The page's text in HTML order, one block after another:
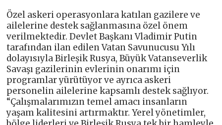
Özel askeri operasyonlara katılan gazilere ve
ailelerine destek sağlanmasına özel önem
verilmektedir. Devlet Başkanı Vladimir Putin
tarafından ilan edilen Vatan Savunucusu Yılı
dolayısıyla Birleşik Rusya, Büyük Vatanseverlik
Savaşı gazilerinin evlerinin onarımı için
programlar yürütüyor ve ayrıca askeri
personelin ailelerine kapsamlı destek sağlıyor.
“Çalışmalarımızın temel amacı insanların
yaşam kalitesini artırmaktır. Yerel yönetimler,